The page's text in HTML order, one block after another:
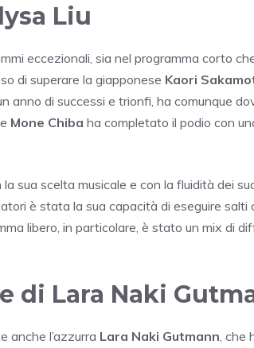
Liu
eccezionali, sia nel programma corto
di superare la giapponese Kaori
anno di successi e trionfi, ha comunque
Mone Chiba ha completato il podio con
sua scelta musicale e con la fluidità dei
è stata la sua capacità di eseguire salti
libero, in particolare, è stato un mix di
di Lara Naki
anche l’azzurra Lara Naki Gutmann ,